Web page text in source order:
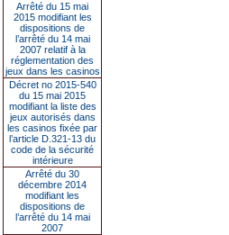
Arrêté du 15 mai
2015 modifiant les
dispositions de
l’arrêté du 14 mai
2007 relatif à la
réglementation des
jeux dans les casinos
Décret no 2015-540
du 15 mai 2015
modifiant la liste des
jeux autorisés dans
les casinos fixée par
l’article D.321-13 du
code de la sécurité
intérieure
Arrêté du 30
décembre 2014
modifiant les
dispositions de
l’arrêté du 14 mai
2007